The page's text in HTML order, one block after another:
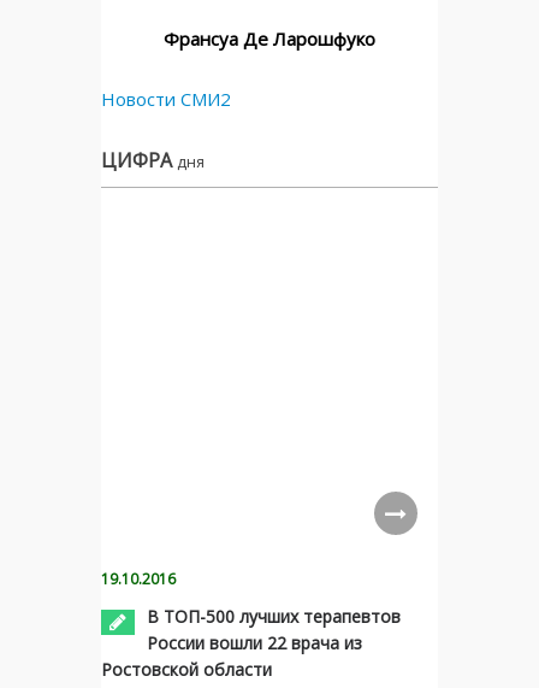
Франсуа Де Ларошфуко
Новости СМИ2
ЦИФРА дня
19.10.2016
В ТОП-500 лучших терапевтов
России вошли 22 врача из
Ростовской области